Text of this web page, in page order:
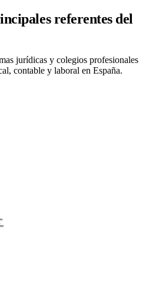
referentes del
jurídicas y colegios profesionales
contable y laboral en España.